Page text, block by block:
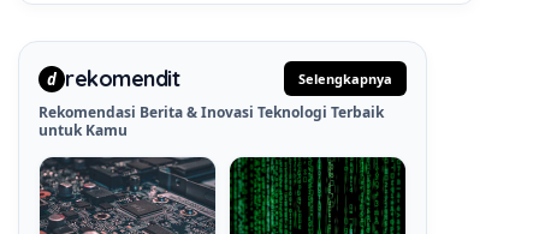
d rekomendit Selengkapnya
Rekomendasi Berita & Inovasi Teknologi Terbaik
untuk Kamu